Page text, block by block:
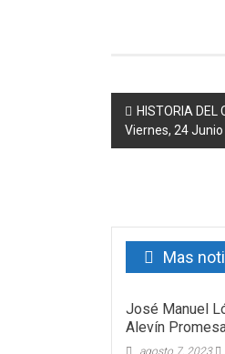
Post
HISTORIA
Viernes, 24
Mas
José Manuel
Alevín
agosto 7, 2023